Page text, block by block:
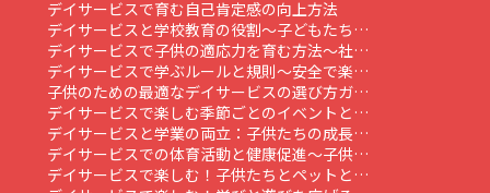
デイサービスで育む自己肯定感の向上方法
デイサービスと学校教育の役割～子どもたち…
デイサービスで子供の適応力を育む方法～社…
デイサービスで学ぶルールと規則～安全で楽…
子供のための最適なデイサービスの選び方ガ…
デイサービスで楽しむ季節ごとのイベントと…
デイサービスと学業の両立：子供たちの成長…
デイサービスでの体育活動と健康促進～子供…
デイサービスで楽しむ！子供たちとペットと…